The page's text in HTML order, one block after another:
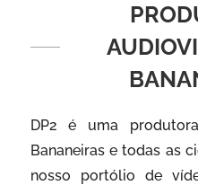
DP2 é uma
Bananeiras e todas as
nosso portólio de